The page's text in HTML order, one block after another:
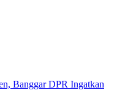
Banggar DPR Ingatkan